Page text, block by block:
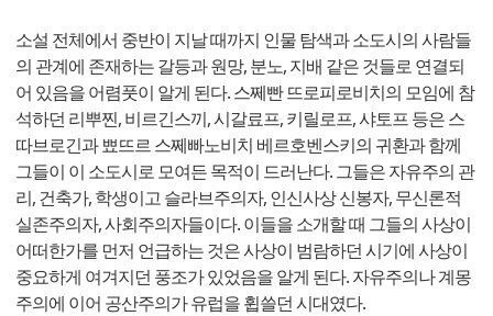
소설 전체에서 중반이 지날 때까지 인물 탐색과 소도시의 사람들
의 관계에 존재하는 갈등과 원망, 분노, 지배 같은 것들로 연결되
어 있음을 어렴풋이 알게 된다. 스쩨빤 뜨로피로비치의 모임에 참
석하던 리뿌찐, 비르긴스끼, 시갈료프, 키릴로프, 샤토프 등은 스
따브로긴과 뾰뜨르 스쩨빠노비치 베르호벤스키의 귀환과 함께
그들이 이 소도시로 모여든 목적이 드러난다. 그들은 자유주의 관
리, 건축가, 학생이고 슬라브주의자, 인신사상 신봉자, 무신론적
실존주의자, 사회주의자들이다. 이들을 소개할 때 그들의 사상이
어떠한가를 먼저 언급하는 것은 사상이 범람하던 시기에 사상이
중요하게 여겨지던 풍조가 있었음을 알게 된다. 자유주의나 계몽
주의에 이어 공산주의가 유럽을 휩쓸던 시대였다.